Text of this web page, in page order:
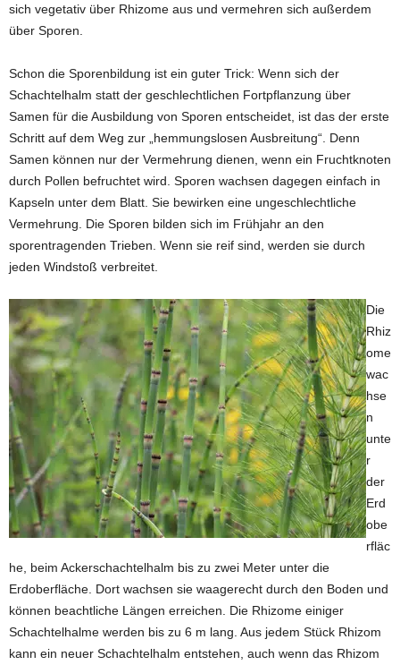
sich vegetativ über Rhizome aus und vermehren sich außerdem
über Sporen.
Schon die Sporenbildung ist ein guter Trick: Wenn sich der
Schachtelhalm statt der geschlechtlichen Fortpflanzung über
Samen für die Ausbildung von Sporen entscheidet, ist das der erste
Schritt auf dem Weg zur „hemmungslosen Ausbreitung“. Denn
Samen können nur der Vermehrung dienen, wenn ein Fruchtknoten
durch Pollen befruchtet wird. Sporen wachsen dagegen einfach in
Kapseln unter dem Blatt. Sie bewirken eine ungeschlechtliche
Vermehrung. Die Sporen bilden sich im Frühjahr an den
sporentragenden Trieben. Wenn sie reif sind, werden sie durch
jeden Windstoß verbreitet.
Die
Rhiz
ome
wac
hse
n
unte
r
der
Erd
obe
rfläc
he, beim Ackerschachtelhalm bis zu zwei Meter unter die
Erdoberfläche. Dort wachsen sie waagerecht durch den Boden und
können beachtliche Längen erreichen. Die Rhizome einiger
Schachtelhalme werden bis zu 6 m lang. Aus jedem Stück Rhizom
kann ein neuer Schachtelhalm entstehen, auch wenn das Rhizom